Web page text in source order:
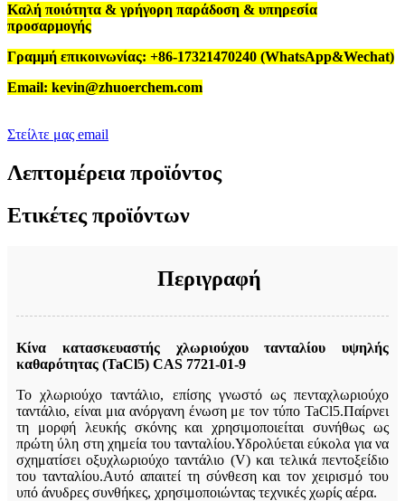
Καλή ποιότητα & γρήγορη παράδοση & υπηρεσία
προσαρμογής
Γραμμή επικοινωνίας: +86-17321470240 (WhatsApp&Wechat)
Email: kevin@zhuoerchem.com
Στείλτε μας email
Λεπτομέρεια προϊόντος
Ετικέτες προϊόντων
Περιγραφή
Κίνα κατασκευαστής χλωριούχου τανταλίου υψηλής
καθαρότητας (TaCl5) CAS 7721-01-9
Το χλωριούχο ταντάλιο, επίσης γνωστό ως πενταχλωριούχο
ταντάλιο, είναι μια ανόργανη ένωση με τον τύπο TaCl5.Παίρνει
τη μορφή λευκής σκόνης και χρησιμοποιείται συνήθως ως
πρώτη ύλη στη χημεία του τανταλίου.Υδρολύεται εύκολα για να
σχηματίσει οξυχλωριούχο ταντάλιο (V) και τελικά πεντοξείδιο
του τανταλίου.Αυτό απαιτεί τη σύνθεση και τον χειρισμό του
υπό άνυδρες συνθήκες, χρησιμοποιώντας τεχνικές χωρίς αέρα.